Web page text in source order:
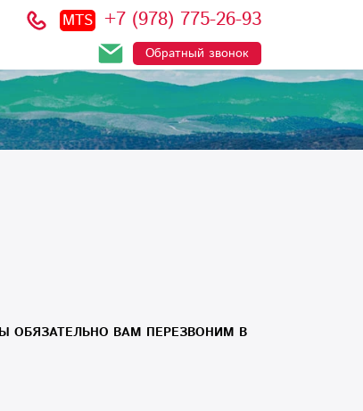
MTS +7 (978) 775-26-93
Обратный звонок
ОБЯЗАТЕЛЬНО ВАМ ПЕРЕЗВОНИМ В